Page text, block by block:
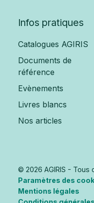
Infos pratiques
Catalogues AGIRIS
Documents de
référence
Evènements
Livres blancs
Nos articles
© 2026 AGIRIS - Tous
Paramètres des
Mentions légales